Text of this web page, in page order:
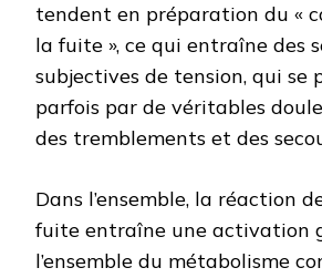
tendent en préparation du «
la fuite », ce qui entraîne des
subjectives de tension, qui se
parfois par de véritables
des tremblements et des
Dans l’ensemble, la réaction
fuite entraîne une activation
l’ensemble du métabolisme